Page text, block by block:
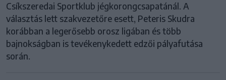
Csíkszeredai Sportklub jégkorongcsapatánál. A
választás lett szakvezetőre esett, Peteris Skudra
korábban a legerősebb orosz ligában és több
bajnokságban is tevékenykedett edzői pályafutása
során.